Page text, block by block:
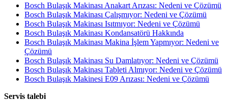
Bosch Bulaşık Makinası Anakart Arızası: Nedeni ve Çözümü
Bosch Bulaşık Makinası Çalışmıyor: Nedeni ve Çözümü
Bosch Bulaşık Makinası Isıtmıyor: Nedeni ve Çözümü
Bosch Bulaşık Makinası Kondansatörü Hakkında
Bosch Bulaşık Makinası Makina İşlem Yapmıyor: Nedeni ve
Çözümü
Bosch Bulaşık Makinası Su Damlatıyor: Nedeni ve Çözümü
Bosch Bulaşık Makinası Tableti Almıyor: Nedeni ve Çözümü
Bosch Bulaşık Makinesi E09 Arızası: Nedeni ve Çözümü
Servis talebi